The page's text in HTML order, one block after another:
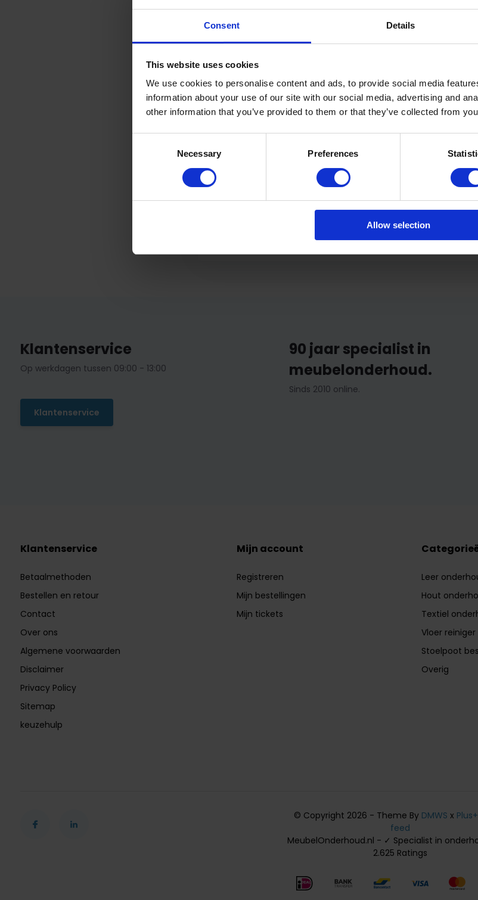
Consent Details
This website uses cookies
We use cookies to personalise content and ads, to provide social media
information about your use of our site with our social media, advertising and
other information that you’ve provided to them or that they’ve collected from
Necessary Preferences
Allow selection
(Max. 25 graden)
Super viltglijder
Dankzij de unieke, extreem
belasting. Minimale afneme
Klantenservice
Op werkdagen tussen 09:00 - 13:00
Klantenservice
90 jaar specialist in
meubelonderhoud.
Sinds 2010 online.
Klantenservice
Betaalmethoden
Bestellen en retour
Contact
Over ons
Algemene voorwaarden
Disclaimer
Privacy Policy
Sitemap
keuzehulp
Mijn account
Registreren
Mijn bestellingen
Mijn tickets
Leer
Hout
Textiel
Vloer reiniger
Stoelpoot
Overig
© Copyright 2026 - Theme By DMWS x Plus+
feed
MeubelOnderhoud.nl - ✓ Specialist in
2.625 Ratings